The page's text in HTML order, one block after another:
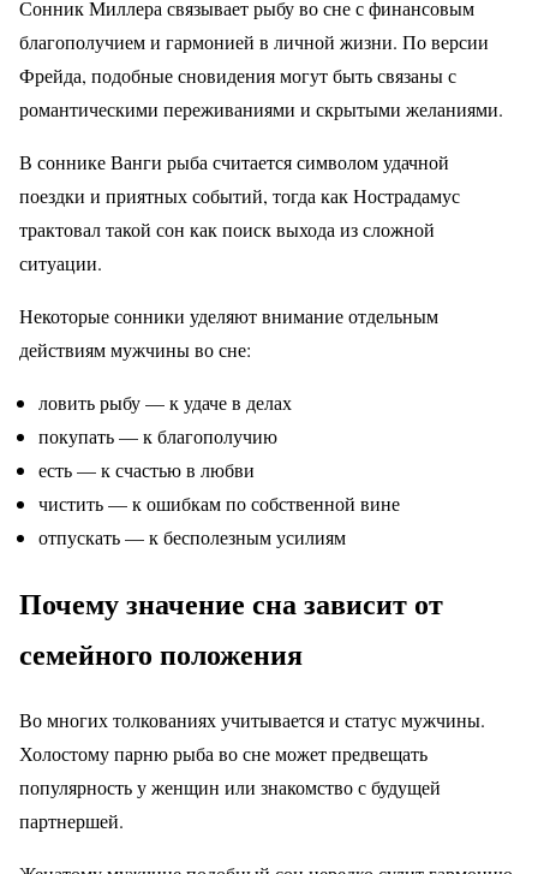
Сонник Миллера связывает рыбу во сне с финансовым
благополучием и гармонией в личной жизни. По версии
Фрейда, подобные сновидения могут быть связаны с
романтическими переживаниями и скрытыми желаниями.
В соннике Ванги рыба считается символом удачной
поездки и приятных событий, тогда как Нострадамус
трактовал такой сон как поиск выхода из сложной
ситуации.
Некоторые сонники уделяют внимание отдельным
действиям мужчины во сне:
ловить рыбу — к удаче в делах
покупать — к благополучию
есть — к счастью в любви
чистить — к ошибкам по собственной вине
отпускать — к бесполезным усилиям
Почему значение сна зависит от
семейного положения
Во многих толкованиях учитывается и статус мужчины.
Холостому парню рыба во сне может предвещать
популярность у женщин или знакомство с будущей
партнершей.